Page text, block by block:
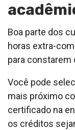
Boa parte dos
horas extra-
para constarem
Você pode
mais próximo
certificado na
os créditos